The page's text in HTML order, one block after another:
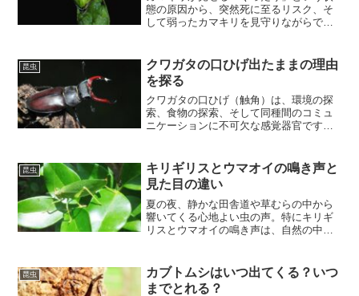
態の原因から、突然死に至るリスク、そ
して弱ったカマキリを見守りながらでき
に、絵本と現実の違いにも触れていきま
す。
昆虫
クワガタの口ひげ出たままの理由
を探る
クワガタの口ひげ（触角）は、環境の探
索、食物の探索、そして同種間のコミュ
ニケーションに不可欠な感覚器官です。
スに関わる重要なサインかもしれませ
ん。
昆虫
キリギリスとウマオイの鳴き声と
見た目の違い
夏の夜、静かな田舎道や草むらの中から
響いてくる心地よい虫の声。特にキリギ
リスとウマオイの鳴き声は、自然の中で
た目には微妙な違いがあり、それぞれが
独自の魅力を持っています。
昆虫
カブトムシはいつ出てくる？いつ
までとれる？